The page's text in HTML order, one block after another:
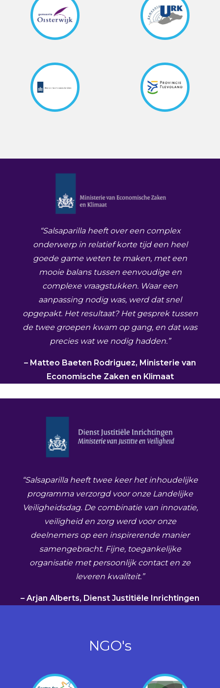
“Salsaparilla heeft over een complex
onderwerp in relatief korte tijd een heel
goede game weten te maken, met een
mooie balans tussen eenvoudige en
complexe vraagstukken. Waar een
aanpassing nodig was, werd dat snel
opgepakt. Het resultaat? Het gesprek tussen
de twee groepen kwam op gang, en dat was
precies wat we nodig hadden.”
– Matteo Baeten Rodriguez, Ministerie van
Economische Zaken en Klimaat
“Salsaparilla heeft twee keer het inhoudelijke
programma verzorgd voor onze Landelijke
Veiligheidsdag. De combinatie van innovatie,
veiligheid en zorg werd voor onze
deelnemers op een inspirerende manier
samengebracht. Fijne, toegankelijke
organisatie met persoonlijk contact en ze
leveren kwaliteit.”
– Arjan Alberts, Dienst Justitiële Inrichtingen
NGO's